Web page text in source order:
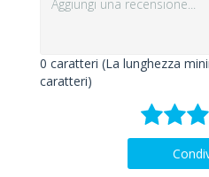
0 caratteri (La lunghezza
caratteri)